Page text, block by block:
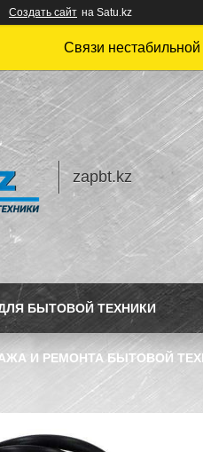
Создать сайт на Satu.kz
Связи
zapbt.kz
БЫТОВОЙ ТЕХНИКИ
И РЕМОНТА БЫТОВОЙ